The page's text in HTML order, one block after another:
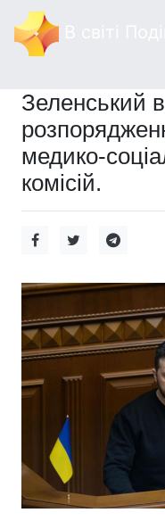
Зеленський
медико-
комісій.